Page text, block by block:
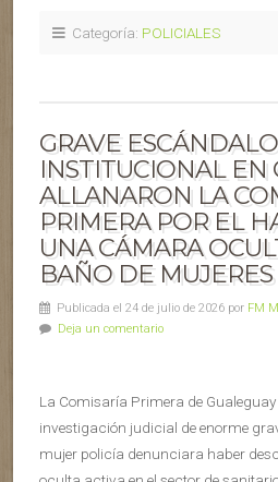
Categoría: POLICIALES
GRAVE ESCÁNDALO
INSTITUCIONAL EN
ALLANARON LA
PRIMERA POR EL
UNA CÁMARA
BAÑO DE MUJERES
Publicada el 24 de julio de 2026 por FM
Deja un comentario
La Comisaría Primera de
investigación judicial de enorme
mujer policía denunciara haber